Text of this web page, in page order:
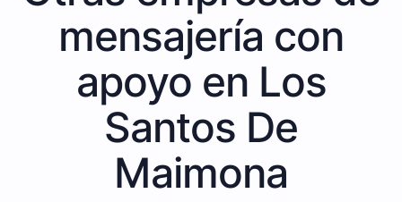
mensajería con
apoyo en Los
Santos De
Maimona